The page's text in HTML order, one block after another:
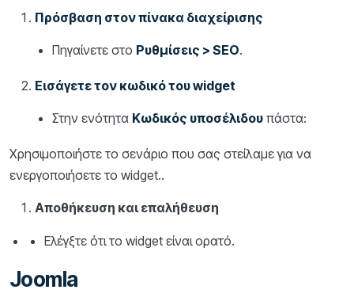
Πρόσβαση στον πίνακα διαχείρισης
Πηγαίνετε στο Ρυθμίσεις > SEO.
Εισάγετε τον κωδικό του widget
Στην ενότητα Κωδικός υποσέλιδου πάστα:
Χρησιμοποιήστε το σενάριο που σας στείλαμε για να
ενεργοποιήσετε το widget..
Αποθήκευση και επαλήθευση
Ελέγξτε ότι το widget είναι ορατό.
Joomla